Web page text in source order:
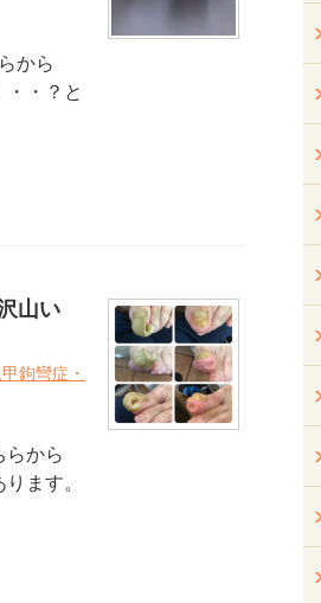
らから
・？と
山い
鉤彎症・
らから
ます。